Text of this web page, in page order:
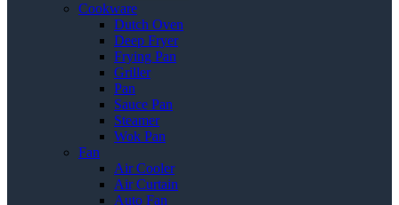
Cookware
Dutch Oven
Deep Fryer
Frying Pan
Griller
Pan
Sauce Pan
Steamer
Wok Pan
Fan
Air Cooler
Air Curtain
Auto Fan